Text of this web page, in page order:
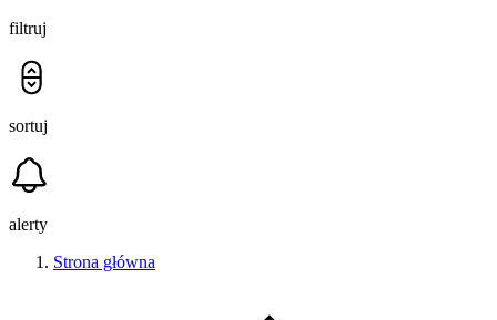
filtruj
sortuj
alerty
Strona główna